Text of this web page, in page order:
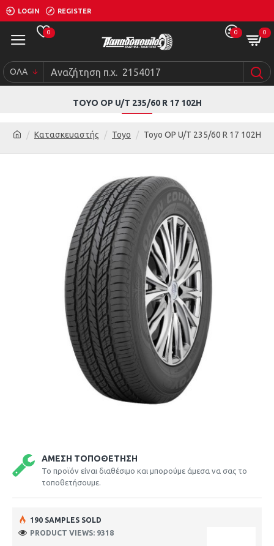
LOGIN REGISTER
0 0 0
ΟΛΑ
Κατασκευαστής Toyo Toyo ΟΡ U/Τ 235/60 R 17 102Η
TOYO ΟΡ U/Τ 235/60 R 17 102Η
ΆΜΕΣΗ ΤΟΠΟΘΈΤΗΣΗ
Το προϊόν είναι διαθέσιμο και μπορούμε άμεσα να σας το
τοποθετήσουμε.
190 SAMPLES SOLD
PRODUCT VIEWS: 9318